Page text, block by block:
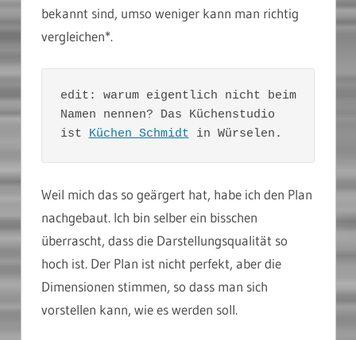
bekannt sind, umso weniger kann man richtig
vergleichen*.
edit: warum eigentlich nicht beim
Namen nennen? Das Küchenstudio
ist Küchen Schmidt in Würselen.
Weil mich das so geärgert hat, habe ich den Plan
nachgebaut. Ich bin selber ein bisschen
überrascht, dass die Darstellungsqualität so
hoch ist. Der Plan ist nicht perfekt, aber die
Dimensionen stimmen, so dass man sich
vorstellen kann, wie es werden soll.